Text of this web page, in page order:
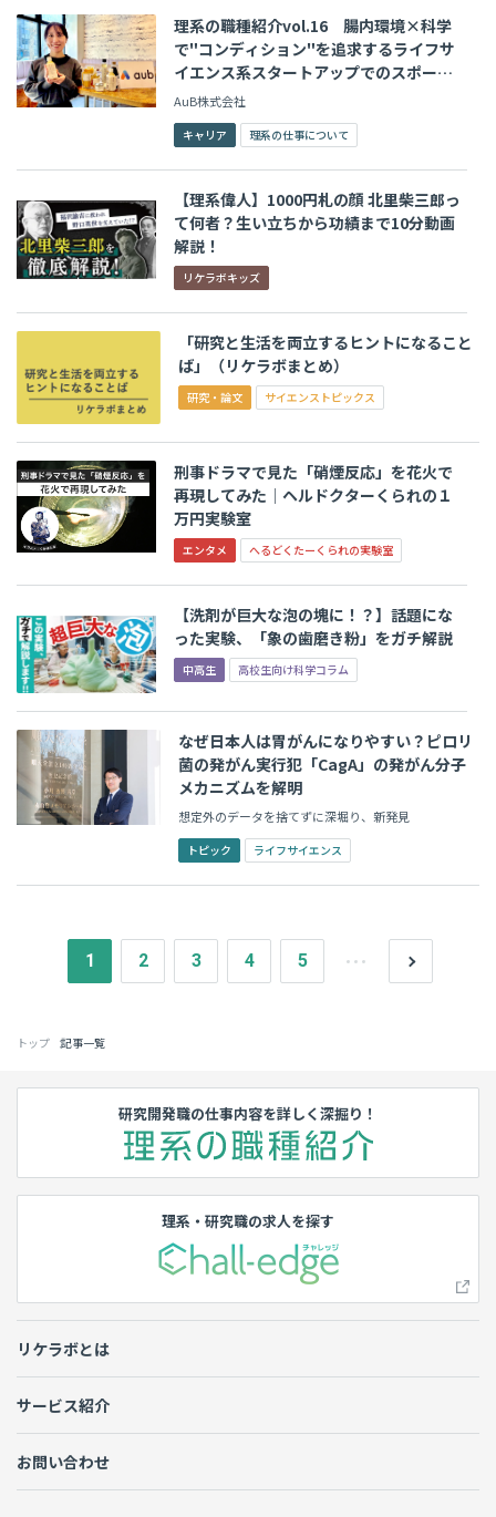
理系の職種紹介vol.16 腸内環境×科学
で"コンディション"を追求するライフサ
イエンス系スタートアップでのスポーツ
管理栄養士の仕事
AuB株式会社
キャリア 理系の仕事について
【理系偉人】1000円札の顔 北里柴三郎っ
て何者？生い立ちから功績まで10分動画
解説！
リケラボキッズ
「研究と生活を両立するヒントになること
ば」（リケラボまとめ）
研究・論文 サイエンストピックス
刑事ドラマで見た「硝煙反応」を花火で
再現してみた│ヘルドクターくられの１
万円実験室
エンタメ へるどくたーくられの実験室
【洗剤が巨大な泡の塊に！？】話題にな
った実験、「象の歯磨き粉」をガチ解説
中高生 高校生向け科学コラム
なぜ日本人は胃がんになりやすい？ピロリ
菌の発がん実行犯「CagA」の発がん分子
メカニズムを解明
想定外のデータを捨てずに深堀り、新発見
トピック ライフサイエンス
1 2 3 4 5
トップ 記事一覧
研究開発職の仕事内容を詳しく深掘り！
理系・研究職の求人を探す
リケラボとは
サービス紹介
お問い合わせ